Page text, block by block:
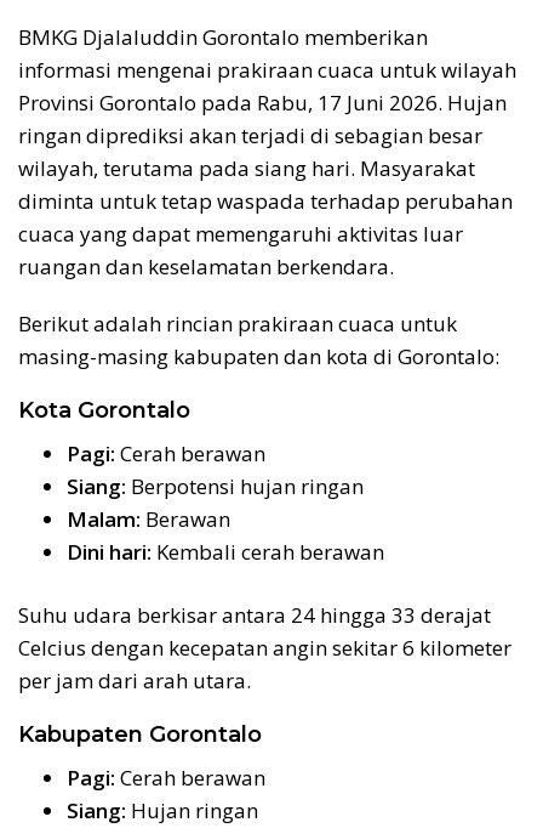
BMKG Djalaluddin Gorontalo memberikan
informasi mengenai prakiraan cuaca untuk wilayah
Provinsi Gorontalo pada Rabu, 17 Juni 2026. Hujan
ringan diprediksi akan terjadi di sebagian besar
wilayah, terutama pada siang hari. Masyarakat
diminta untuk tetap waspada terhadap perubahan
cuaca yang dapat memengaruhi aktivitas luar
ruangan dan keselamatan berkendara.
Berikut adalah rincian prakiraan cuaca untuk
masing-masing kabupaten dan kota di Gorontalo:
Kota Gorontalo
Pagi: Cerah berawan
Siang: Berpotensi hujan ringan
Malam: Berawan
Dini hari: Kembali cerah berawan
Suhu udara berkisar antara 24 hingga 33 derajat
Celcius dengan kecepatan angin sekitar 6 kilometer
per jam dari arah utara.
Kabupaten Gorontalo
Pagi: Cerah berawan
Siang: Hujan ringan